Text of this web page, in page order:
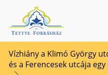
Tovább a tartalomhoz
TETTYE FORRÁSHÁZ
Vízhiány a Klimó György
és a Ferencesek utcája egy